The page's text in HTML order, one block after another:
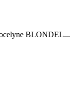
BLONDEL...